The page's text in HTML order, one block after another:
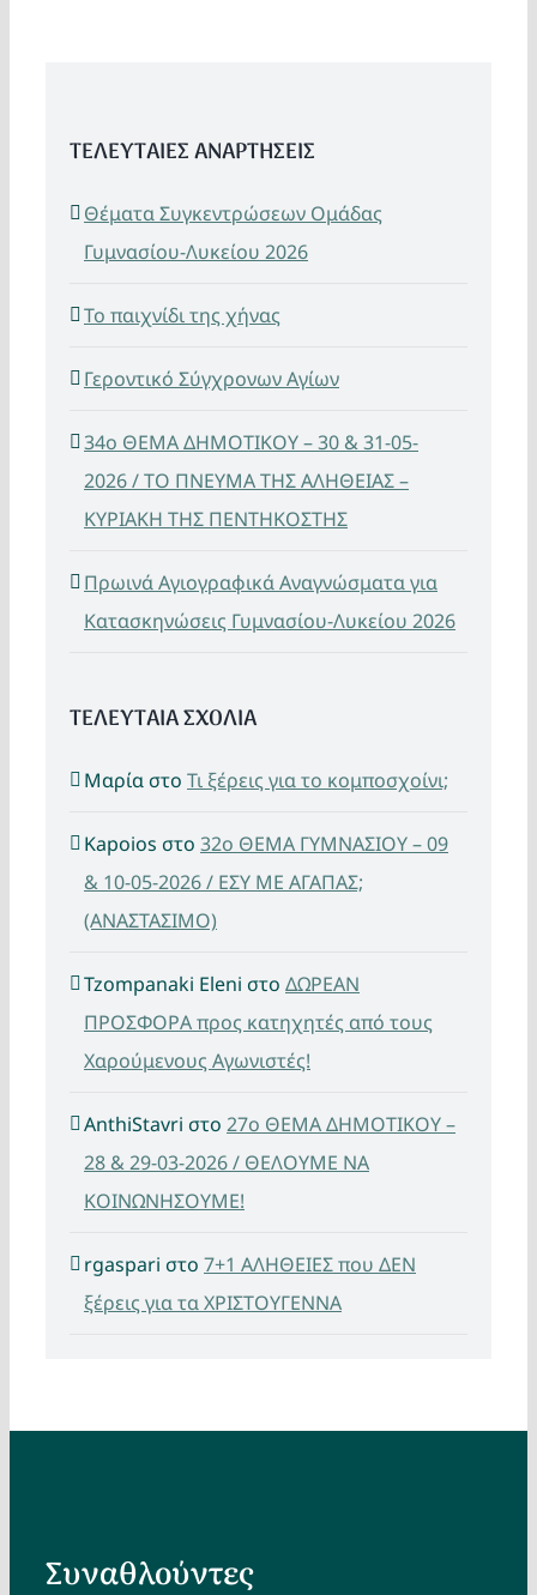
ΤΕΛΕΥΤΑΙΕΣ ΑΝΑΡΤΗΣΕΙΣ
Θέματα Συγκεντρώσεων Ομάδας
Γυμνασίου-Λυκείου 2026
Το παιχνίδι της χήνας
Γεροντικό Σύγχρονων Αγίων
34ο ΘΕΜΑ ΔΗΜΟΤΙΚΟΥ – 30 & 31-05-
2026 / ΤΟ ΠΝΕΥΜΑ ΤΗΣ ΑΛΗΘΕΙΑΣ –
ΚΥΡΙΑΚΗ ΤΗΣ ΠΕΝΤΗΚΟΣΤΗΣ
Πρωινά Αγιογραφικά Αναγνώσματα για
Κατασκηνώσεις Γυμνασίου-Λυκείου 2026
ΤΕΛΕΥΤΑΙΑ ΣΧΟΛΙΑ
Μαρία στο Τι ξέρεις για το κομποσχοίνι;
Kapoios στο 32ο ΘΕΜΑ ΓΥΜΝΑΣΙΟΥ – 09
& 10-05-2026 / ΕΣΥ ΜΕ ΑΓΑΠΑΣ;
(ΑΝΑΣΤΑΣΙΜΟ)
Tzompanaki Eleni στο ΔΩΡΕΑΝ
ΠΡΟΣΦΟΡΑ προς κατηχητές από τους
Χαρούμενους Αγωνιστές!
AnthiStavri στο 27ο ΘΕΜΑ ΔΗΜΟΤΙΚΟΥ –
28 & 29-03-2026 / ΘΕΛΟΥΜΕ ΝΑ
ΚΟΙΝΩΝΗΣΟΥΜΕ!
rgaspari στο 7+1 ΑΛΗΘΕΙΕΣ που ΔΕΝ
ξέρεις για τα ΧΡΙΣΤΟΥΓΕΝΝΑ
Συναθλούντες